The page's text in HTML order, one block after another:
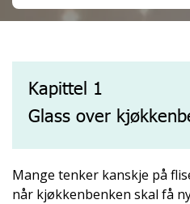
Kapittel 1
Glass over
Mange tenker kanskje på
når kjøkkenbenken skal få